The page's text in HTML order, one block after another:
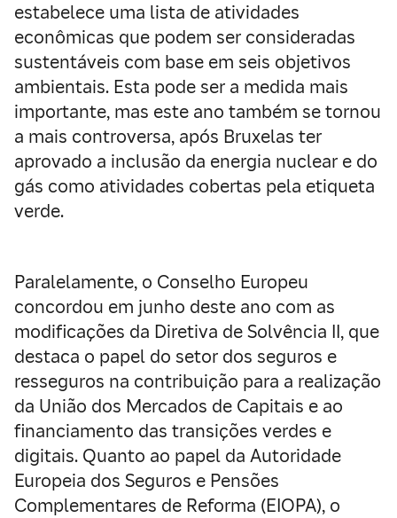
estabelece uma lista de atividades
econômicas que podem ser consideradas
sustentáveis com base em seis objetivos
ambientais. Esta pode ser a medida mais
importante, mas este ano também se tornou
a mais controversa, após Bruxelas ter
aprovado a inclusão da energia nuclear e do
gás como atividades cobertas pela etiqueta
verde.
Paralelamente, o Conselho Europeu
concordou em junho deste ano com as
modificações da Diretiva de Solvência II, que
destaca o papel do setor dos seguros e
resseguros na contribuição para a realização
da União dos Mercados de Capitais e ao
financiamento das transições verdes e
digitais. Quanto ao papel da Autoridade
Europeia dos Seguros e Pensões
Complementares de Reforma (EIOPA), o